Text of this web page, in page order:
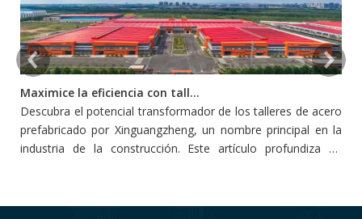
Maximice la eficiencia con talleres de acero prefabricado
Descubra el potencial transformador de los talleres de acero
prefabricado por Xinguangzheng, un nombre principal en la
industria de la construcción. Este artículo profundiza en
sostenibilidad.